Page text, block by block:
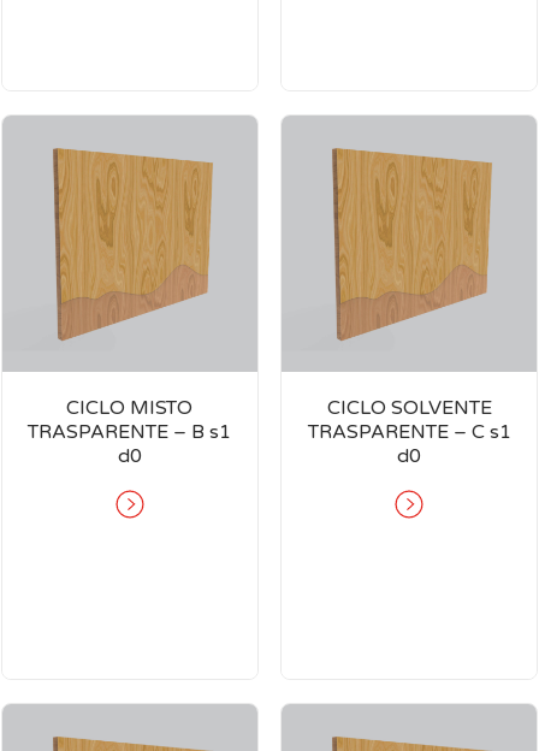
CICLO MISTO
TRASPARENTE – B s1
d0
CICLO SOLVENTE
TRASPARENTE – C s1
d0